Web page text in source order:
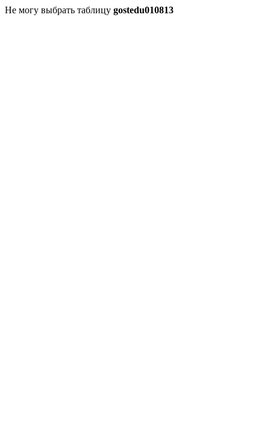
Не могу выбрать таблицу gostedu010813